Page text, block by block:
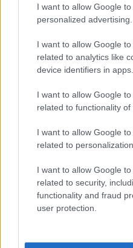
I want to allow Google
personalized advertising.
I want to allow Google
related to analytics like
device identifiers in apps.
I want to allow Google
related to functionality of
I want to allow Google
related to personalization.
I want to allow Google
related to security,
functionality and fraud
user protection.